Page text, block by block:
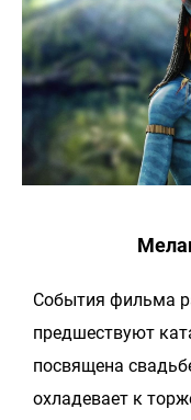
События фильма
предшествуют
посвящена
охладевает к